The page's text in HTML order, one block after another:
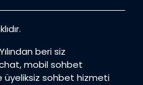
beri siz
chat, mobil sohbet
üyeliksiz sohbet hizmeti